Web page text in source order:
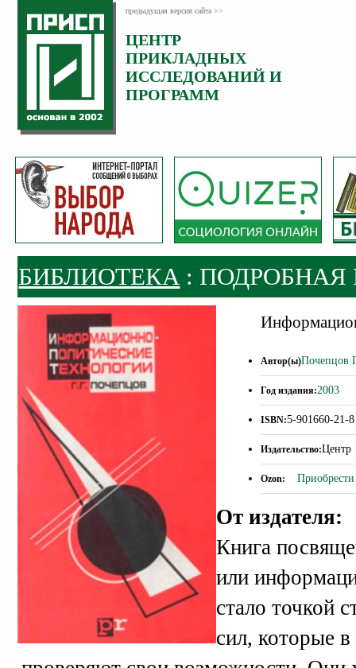
предыдущая версия сайта >>
ЦЕНТР
ПРИКЛАДНЫХ
ИССЛЕДОВАНИЙ И
ПРОГРАММ
БИБЛИОТЕКА:
Автор(ы)Почепцов
Год издания:2003
ISBN:5-901660-21-8
Издательство:Центр
Ozon:
От издателя:
Книга
или
стало точкой
сил, которые